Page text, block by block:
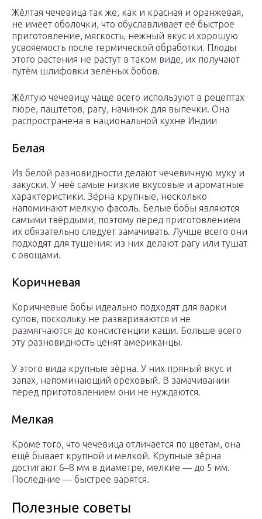
Жёлтая чечевица так же, как и красная и оранжевая,
не имеет оболочки, что обуславливает её быстрое
приготовление, мягкость, нежный вкус и хорошую
усвояемость после термической обработки. Плоды
этого растения не растут в таком виде, их получают
путём шлифовки зелёных бобов.
Жёлтую чечевицу чаще всего используют в рецептах
пюре, паштетов, рагу, начинок для выпечки. Она
распространена в национальной кухне Индии
Белая
Из белой разновидности делают чечевичную муку и
закуски. У неё самые низкие вкусовые и ароматные
характеристики. Зёрна крупные, несколько
напоминают мелкую фасоль. Белые бобы являются
самыми твёрдыми, поэтому перед приготовлением
их обязательно следует замачивать. Лучше всего они
подходят для тушения: из них делают рагу или тушат
с овощами.
Коричневая
Коричневые бобы идеально подходят для варки
супов, поскольку не развариваются и не
размягчаются до консистенции каши. Больше всего
эту разновидность ценят американцы.
У этого вида крупные зёрна. У них пряный вкус и
запах, напоминающий ореховый. В замачивании
перед приготовлением они не нуждаются.
Мелкая
Кроме того, что чечевица отличается по цветам, она
ещё бывает крупной и мелкой. Крупные зёрна
достигают 6–8 мм в диаметре, мелкие — до 5 мм.
Последние — быстрее варятся.
Полезные советы